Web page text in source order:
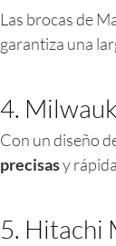
Las brocas de
garantiza una
4.
Con un diseño
precisasy
5. Hitachi